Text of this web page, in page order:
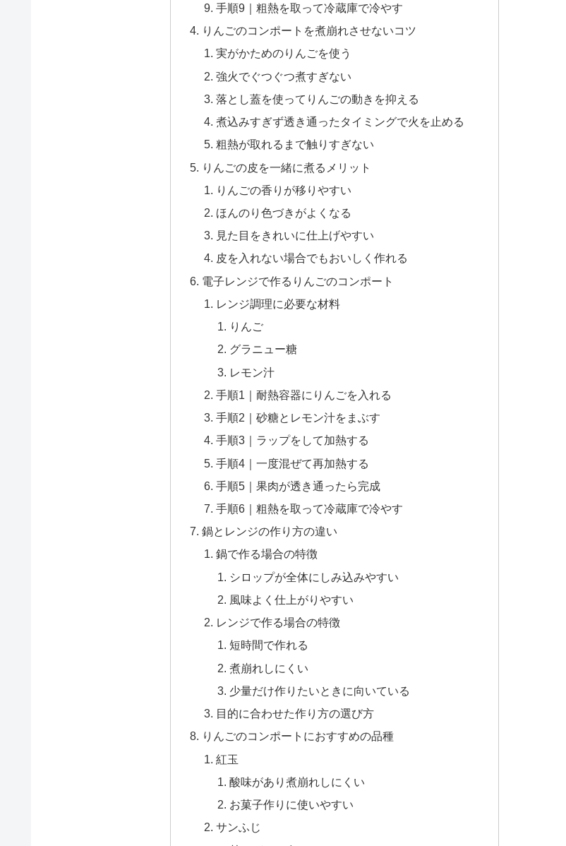
手順9｜粗熱を取って冷蔵庫で冷やす
りんごのコンポートを煮崩れさせないコツ
実がかためのりんごを使う
強火でぐつぐつ煮すぎない
落とし蓋を使ってりんごの動きを抑える
煮込みすぎず透き通ったタイミングで火を止める
粗熱が取れるまで触りすぎない
りんごの皮を一緒に煮るメリット
りんごの香りが移りやすい
ほんのり色づきがよくなる
見た目をきれいに仕上げやすい
皮を入れない場合でもおいしく作れる
電子レンジで作るりんごのコンポート
レンジ調理に必要な材料
りんご
グラニュー糖
レモン汁
手順1｜耐熱容器にりんごを入れる
手順2｜砂糖とレモン汁をまぶす
手順3｜ラップをして加熱する
手順4｜一度混ぜて再加熱する
手順5｜果肉が透き通ったら完成
手順6｜粗熱を取って冷蔵庫で冷やす
鍋とレンジの作り方の違い
鍋で作る場合の特徴
シロップが全体にしみ込みやすい
風味よく仕上がりやすい
レンジで作る場合の特徴
短時間で作れる
煮崩れしにくい
少量だけ作りたいときに向いている
目的に合わせた作り方の選び方
りんごのコンポートにおすすめの品種
紅玉
酸味があり煮崩れしにくい
お菓子作りに使いやすい
サンふじ